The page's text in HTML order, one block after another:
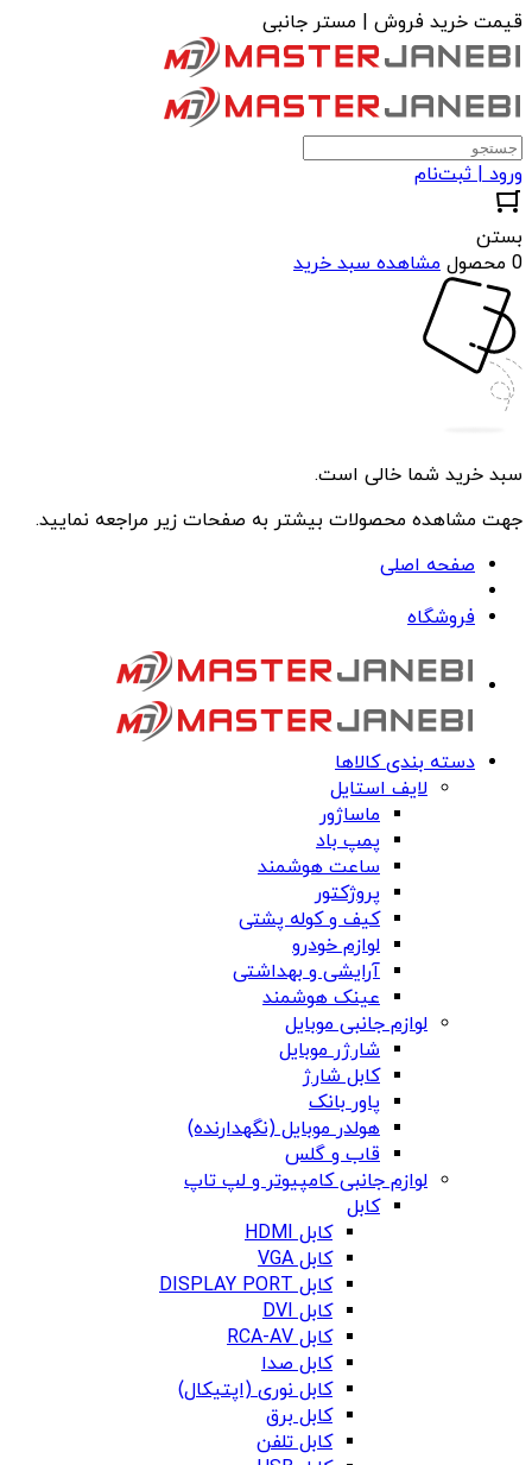
قیمت خرید فروش | مستر جانبی
ورود | ثبت‌نام
بستن
0 محصول
مشاهده سبد خرید
سبد خرید شما خالی است.
جهت مشاهده محصولات بیشتر به صفحات زیر مراجعه نمایید.
صفحه اصلی
فروشگاه
دسته بندی کالاها
لایف استایل
ماساژور
پمپ باد
ساعت هوشمند
پروژکتور
کیف و کوله پشتی
لوازم خودرو
آرایشی و بهداشتی
عینک هوشمند
لوازم جانبی موبایل
شارژر موبایل
کابل شارژ
پاور بانک
هولدر موبایل (نگهدارنده)
قاب و گلس
لوازم جانبی کامپیوتر و لپ تاپ
کابل
کابل HDMI
کابل VGA
کابل DISPLAY PORT
کابل DVI
کابل RCA-AV
کابل صدا
کابل نوری (اپتیکال)
کابل برق
کابل تلفن